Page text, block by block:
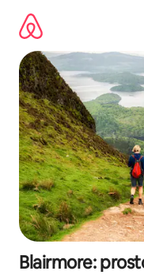
sadržaj
Blairmore: